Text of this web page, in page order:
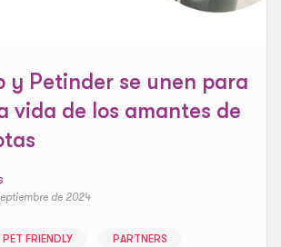
y Petinder se unen para
vida de los amantes de
de 2024
FRIENDLY PARTNERS